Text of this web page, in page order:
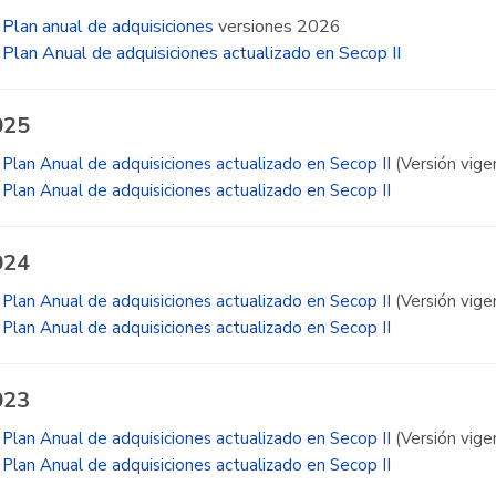
Plan anual de adquisiciones versiones 2026
Plan Anual de adquisiciones actualizado en Secop II
Plan Anual de adquisiciones actualizado en Secop II (Versión
Plan Anual de adquisiciones actualizado en Secop II
Plan Anual de adquisiciones actualizado en Secop II (Versión
Plan Anual de adquisiciones actualizado en Secop II
Plan Anual de adquisiciones actualizado en Secop II (Versión
Plan Anual de adquisiciones actualizado en Secop II